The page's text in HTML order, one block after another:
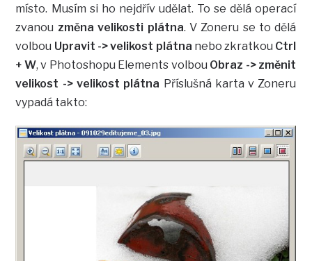
místo. Musím si ho nejdřív udělat. To se dělá operací
zvanou změna velikosti plátna. V Zoneru se to dělá
volbou Upravit -> velikost plátna nebo zkratkou Ctrl
+ W, v Photoshopu Elements volbou Obraz -> změnit
velikost -> velikost plátna Příslušná karta v Zoneru
vypadá takto: